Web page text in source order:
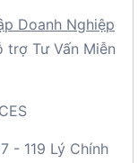
Doanh Nghiệp
trợ Tư Vấn Miễn
- 119 Lý Chính